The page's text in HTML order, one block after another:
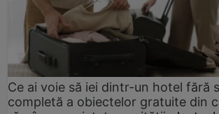
Ce ai voie să iei dintr-un hotel fără
completă a obiectelor gratuite din